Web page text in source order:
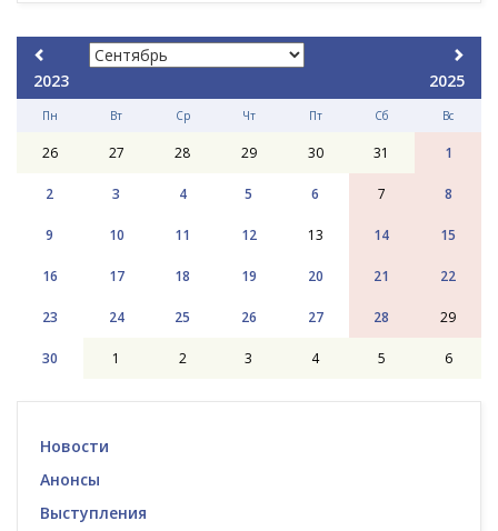
2023 2025
Пн Вт Ср Чт Пт Сб Вс
26 27 28 29 30 31 1
2 3 4 5 6 7 8
9 10 11 12 13 14 15
16 17 18 19 20 21 22
23 24 25 26 27 28 29
30 1 2 3 4 5 6
Новости
Анонсы
Выступления